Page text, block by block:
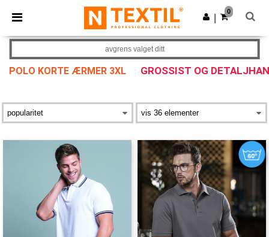
× Ntextil-app
Bedre priser i appen!
Last ned app
0
POLO KORTE ÆRMER 3XL GROSSIST OG
avgrens valget ditt